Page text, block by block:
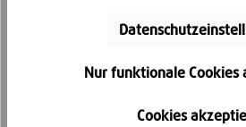
Nur funktionale Cookies
Cookies